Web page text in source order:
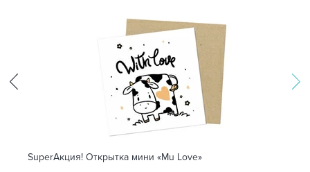
SuperАкция! Открытка мини «Mu Love»